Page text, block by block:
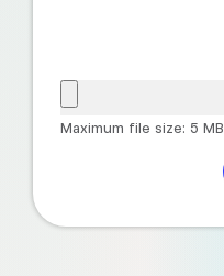
Maximum file size: 5 MB